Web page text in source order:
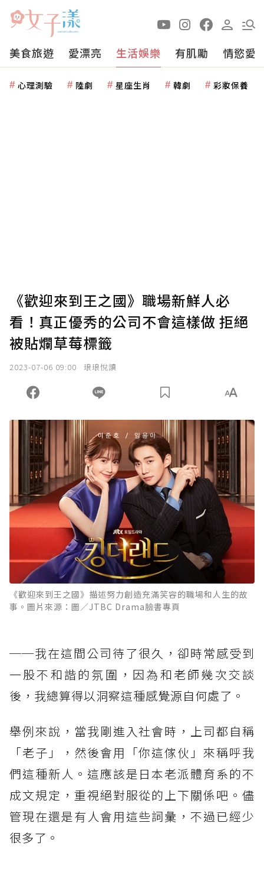
美食旅遊 愛漂亮 生活娛樂 有肌勵 情慾愛
心理測驗 陸劇 星座生肖 韓劇 彩妝保養
《歡迎來到王之國》職場新鮮人必
看！真正優秀的公司不會這樣做 拒絕
被貼爛草莓標籤
2023-07-06 09:00 琅琅悅讀
《歡迎來到王之國》描述努力創造充滿笑容的職場和人生的故
事。圖片來源：圖／JTBC Drama臉書專頁
──我在這間公司待了很久，卻時常感受到
一股不和諧的氛圍，因為和老師幾次交談
後，我總算得以洞察這種感覺源自何處了。
舉例來說，當我剛進入社會時，上司都自稱
「老子」，然後會用「你這傢伙」來稱呼我
們這種新人。這應該是日本老派體育系的不
成文規定，重視絕對服從的上下關係吧。儘
管現在還是有人會用這些詞彙，不過已經少
很多了。